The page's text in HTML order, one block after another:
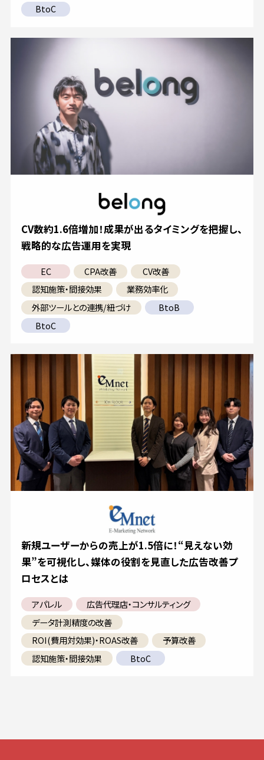
BtoC
CV数約1.6倍増加！成果が出るタイミングを把握し、
戦略的な広告運用を実現
EC CPA改善
CV改善
認知施策・間接効果
業務効率化
外部ツールとの連携/紐づけ
BtoB
BtoC
新規ユーザーからの売上が1.5倍に！“見えない効
果”を可視化し、媒体の役割を見直した広告改善プ
ロセスとは
アパレル
広告代理店・コンサルティング
データ計測精度の改善
ROI(費用対効果)・ROAS改善
予算改善
認知施策・間接効果
BtoC